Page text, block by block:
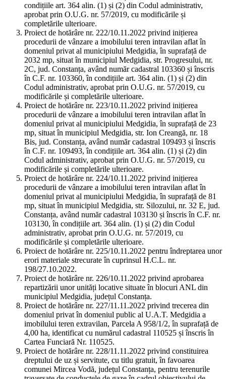
condițiile art. 364 alin. (1) și (2) din Codul administrativ,
aprobat prin O.U.G. nr. 57/2019, cu modificările și
completările ulterioare.
Proiect de hotărâre nr. 222/10.11.2022 privind inițierea
procedurii de vânzare a imobilului teren intravilan aflat în
domeniul privat al municipiului Medgidia, în suprafață de
2032 mp, situat în municipiul Medgidia, str. Progresului, nr.
2C, jud. Constanța, având număr cadastral 103360 și înscris
în C.F. nr. 103360, în condițiile art. 364 alin. (1) și (2) din
Codul administrativ, aprobat prin O.U.G. nr. 57/2019, cu
modificările și completările ulterioare.
Proiect de hotărâre nr. 223/10.11.2022 privind inițierea
procedurii de vânzare a imobilului teren intravilan aflat în
domeniul privat al municipiului Medgidia, în suprafață de 23
mp, situat în municipiul Medgidia, str. Ion Creangă, nr. 18
Bis, jud. Constanța, având număr cadastral 109493 și înscris
în C.F. nr. 109493, în condițiile art. 364 alin. (1) și (2) din
Codul administrativ, aprobat prin O.U.G. nr. 57/2019, cu
modificările și completările ulterioare.
Proiect de hotărâre nr. 224/10.11.2022 privind inițierea
procedurii de vânzare a imobilului teren intravilan aflat în
domeniul privat al municipiului Medgidia, în suprafață de 81
mp, situat în municipiul Medgidia, str. Silozului, nr. 32 E, jud.
Constanța, având număr cadastral 103130 și înscris în C.F. nr.
103130, în condițiile art. 364 alin. (1) și (2) din Codul
administrativ, aprobat prin O.U.G. nr. 57/2019, cu
modificările și completările ulterioare.
Proiect de hotărâre nr. 225/10.11.2022 pentru îndreptarea unor
erori materiale strecurate în cuprinsul H.C.L. nr.
198/27.10.2022.
Proiect de hotărâre nr. 226/10.11.2022 privind aprobarea
repartizării unor unități locative situate în blocuri ANL din
municipiul Medgidia, județul Constanța.
Proiect de hotărâre nr. 227/11.11.2022 privind trecerea din
domeniul privat în domeniul public al U.A.T. Medgidia a
imobilului teren extravilan, Parcela A 958/1/2, în suprafață de
4,00 ha, identificat cu numărul cadastral 110525 și înscris în
Cartea Funciară Nr. 110525.
Proiect de hotărâre nr. 228/11.11.2022 privind constituirea
dreptului de uz și servitute, cu titlu gratuit, în favoarea
comunei Mircea Vodă, județul Constanța, pentru terenurile